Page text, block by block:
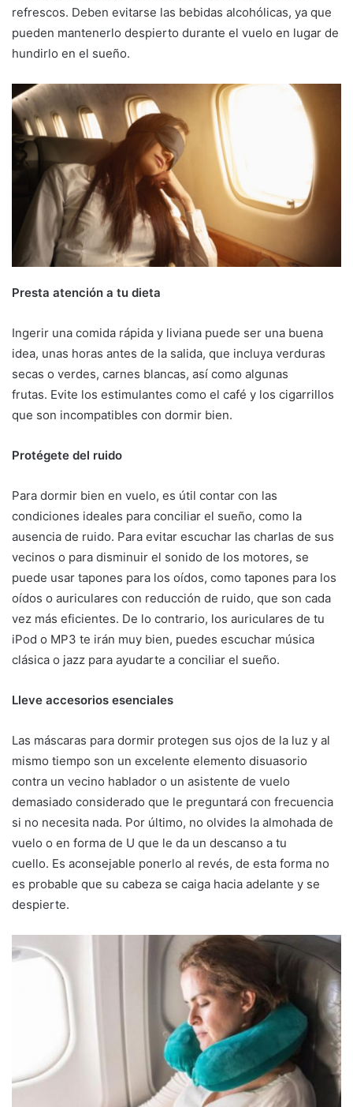
refrescos. Deben evitarse las bebidas alcohólicas, ya que
pueden mantenerlo despierto durante el vuelo en lugar de
hundirlo en el sueño.
Presta atención a tu dieta
Ingerir una comida rápida y liviana puede ser una buena
idea, unas horas antes de la salida, que incluya verduras
secas o verdes, carnes blancas, así como algunas
frutas. Evite los estimulantes como el café y los cigarrillos
que son incompatibles con dormir bien.
Protégete del ruido
Para dormir bien en vuelo, es útil contar con las
condiciones ideales para conciliar el sueño, como la
ausencia de ruido. Para evitar escuchar las charlas de sus
vecinos o para disminuir el sonido de los motores, se
puede usar tapones para los oídos, como tapones para los
oídos o auriculares con reducción de ruido, que son cada
vez más eficientes. De lo contrario, los auriculares de tu
iPod o MP3 te irán muy bien, puedes escuchar música
clásica o jazz para ayudarte a conciliar el sueño.
Lleve accesorios esenciales
Las máscaras para dormir protegen sus ojos de la luz y al
mismo tiempo son un excelente elemento disuasorio
contra un vecino hablador o un asistente de vuelo
demasiado considerado que le preguntará con frecuencia
si no necesita nada. Por último, no olvides la almohada de
vuelo o en forma de U que le da un descanso a tu
cuello. Es aconsejable ponerlo al revés, de esta forma no
es probable que su cabeza se caiga hacia adelante y se
despierte.